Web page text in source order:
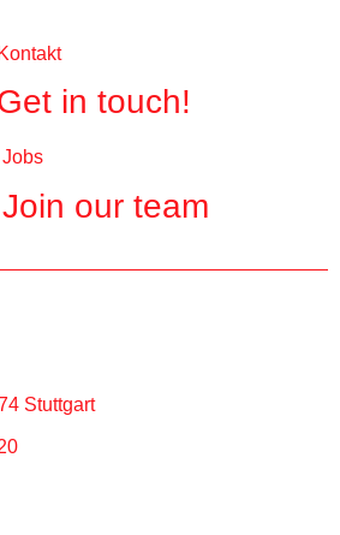
Kontakt
in touch!
Jobs
Join our team
Stuttgart